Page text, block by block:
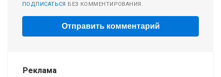
ПОДПИСАТЬСЯ БЕЗ КОММЕНТИРОВАНИЯ.
Реклама